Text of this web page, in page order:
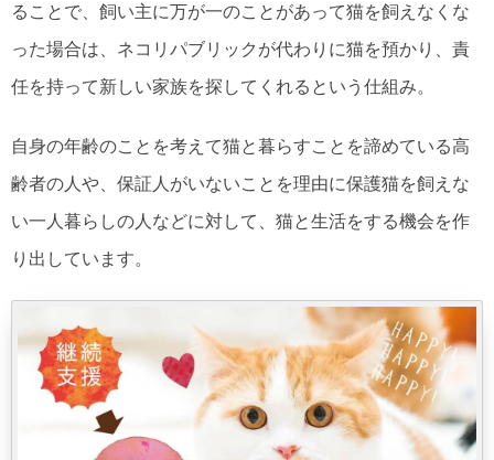
ることで、飼い主に万が一のことがあって猫を飼えなくな
った場合は、ネコリパブリックが代わりに猫を預かり、責
任を持って新しい家族を探してくれるという仕組み。
自身の年齢のことを考えて猫と暮らすことを諦めている高
齢者の人や、保証人がいないことを理由に保護猫を飼えな
い一人暮らしの人などに対して、猫と生活をする機会を作
り出しています。